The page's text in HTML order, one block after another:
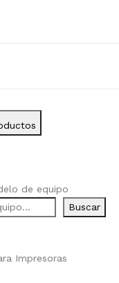
de equipo
Buscar
Impresoras